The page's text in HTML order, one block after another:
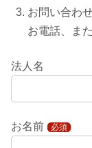
お問い合わ
お電話、ま
法人名
お名前 必須